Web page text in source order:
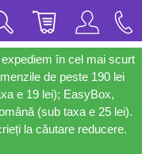
în cel mai scurt
de peste 190 lei
e 19 lei); EasyBox,
(sub taxa e 25 lei).
la căutare reducere.